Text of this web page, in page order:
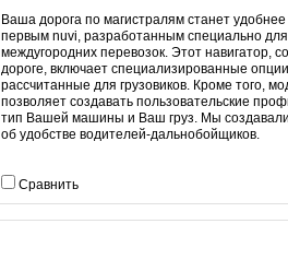
Ваша дорога по магистралям станет
первым nuvi, разработанным специально для
междугородних перевозок. Этот навигатор,
дороге, включает специализированные
рассчитанные для грузовиков. Кроме того,
позволяет создавать пользовательские
тип Вашей машины и Ваш груз. Мы
об удобстве водителей-дальнобойщиков.
Сравнить